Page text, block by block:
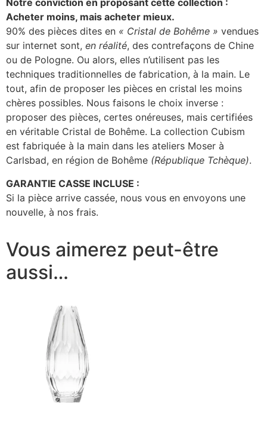
Notre conviction en proposant cette collection :
Acheter moins, mais acheter mieux.
90% des pièces dites en « Cristal de Bohême » vendues
sur internet sont, en réalité, des contrefaçons de Chine
ou de Pologne. Ou alors, elles n’utilisent pas les
techniques traditionnelles de fabrication, à la main. Le
tout, afin de proposer les pièces en cristal les moins
chères possibles. Nous faisons le choix inverse :
proposer des pièces, certes onéreuses, mais certifiées
en véritable Cristal de Bohême. La collection Cubism
est fabriquée à la main dans les ateliers Moser à
Carlsbad, en région de Bohême (République Tchèque).
GARANTIE CASSE INCLUSE :
Si la pièce arrive cassée, nous vous en envoyons une
nouvelle, à nos frais.
Vous aimerez peut-être
aussi…